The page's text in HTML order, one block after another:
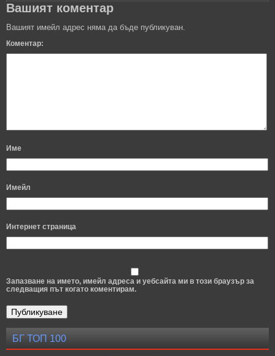
Вашият коментар
Вашият имейл адрес няма да бъде публикуван.
Коментар:
Име
Имейл
Интернет страница
Запазване на името, имейл адреса и уебсайта ми в този браузър за
следващия път когато коментирам.
БГ ТОП 100